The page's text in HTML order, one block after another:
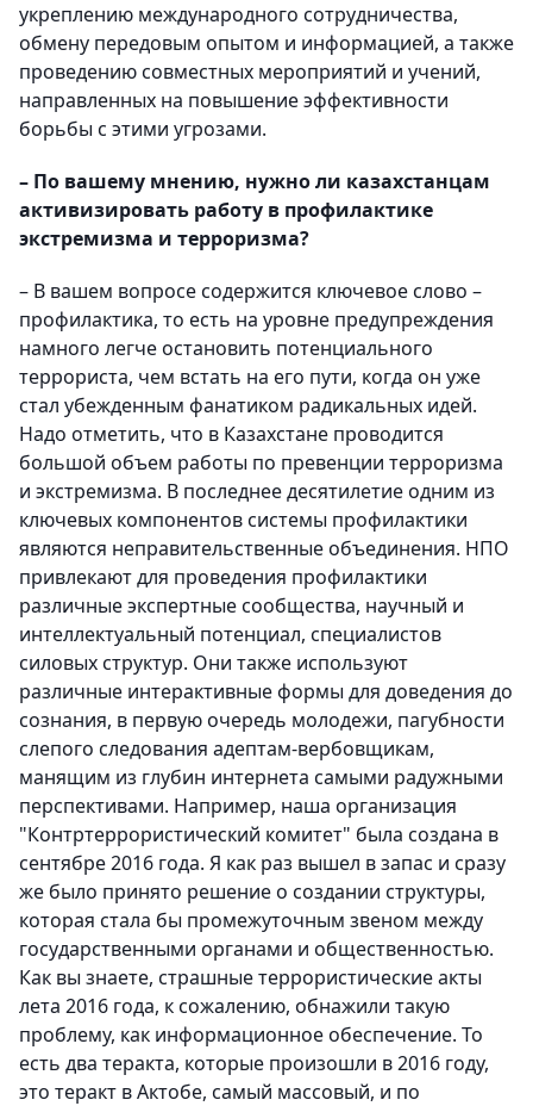
укреплению международного сотрудничества,
обмену передовым опытом и информацией, а также
проведению совместных мероприятий и учений,
направленных на повышение эффективности
борьбы с этими угрозами.
– По вашему мнению, нужно ли казахстанцам
активизировать работу в профилактике
экстремизма и терроризма?
– В вашем вопросе содержится ключевое слово –
профилактика, то есть на уровне предупреждения
намного легче остановить потенциального
террориста, чем встать на его пути, когда он уже
стал убежденным фанатиком радикальных идей.
Надо отметить, что в Казахстане проводится
большой объем работы по превенции терроризма
и экстремизма. В последнее десятилетие одним из
ключевых компонентов системы профилактики
являются неправительственные объединения. НПО
привлекают для проведения профилактики
различные экспертные сообщества, научный и
интеллектуальный потенциал, специалистов
силовых структур. Они также используют
различные интерактивные формы для доведения до
сознания, в первую очередь молодежи, пагубности
слепого следования адептам-вербовщикам,
манящим из глубин интернета самыми радужными
перспективами. Например, наша организация
"Контртеррористический комитет" была создана в
сентябре 2016 года. Я как раз вышел в запас и сразу
же было принято решение о создании структуры,
которая стала бы промежуточным звеном между
государственными органами и общественностью.
Как вы знаете, страшные террористические акты
лета 2016 года, к сожалению, обнажили такую
проблему, как информационное обеспечение. То
есть два теракта, которые произошли в 2016 году,
это теракт в Актобе, самый массовый, и по